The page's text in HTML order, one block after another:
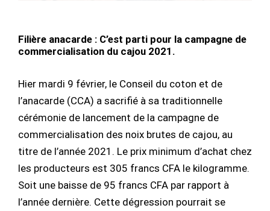
Filière anacarde : C’est parti pour la campagne de
commercialisation du cajou 2021.
Hier mardi 9 février, le Conseil du coton et de
l’anacarde (CCA) a sacrifié à sa traditionnelle
cérémonie de lancement de la campagne de
commercialisation des noix brutes de cajou, au
titre de l’année 2021. Le prix minimum d’achat chez
les producteurs est 305 francs CFA le kilogramme.
Soit une baisse de 95 francs CFA par rapport à
l’année dernière. Cette dégression pourrait se